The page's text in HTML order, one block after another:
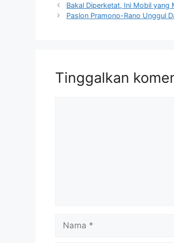
Bakal Diperketat, Ini Mobil yang
Paslon Pramono-Rano Unggul
Tinggalkan